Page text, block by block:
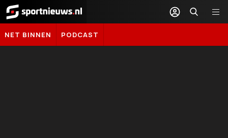
Sportnieuws.nl
NET BINNEN PODCAST